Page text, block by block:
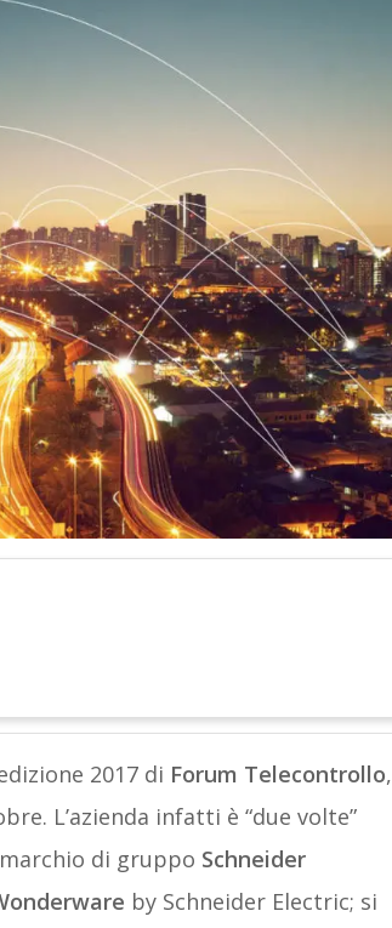
2017 di Forum Telecontrollo,
L’azienda infatti è “due volte”
di gruppo Schneider
by Schneider Electric; si
F